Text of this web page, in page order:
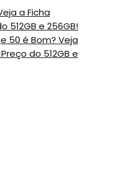
a Ficha
512GB e 256GB!
50 é Bom? Veja
do 512GB e